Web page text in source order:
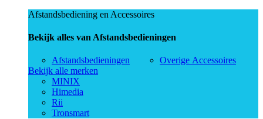
Afstandsbediening en Accessoires
Bekijk alles van Afstandsbedieningen
Afstandsbedieningen
Overige Accessoires
Bekijk alle merken
MINIX
Himedia
Rii
Tronsmart